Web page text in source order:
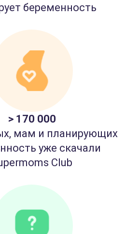
беременность
> 170 000
мам и планирующих
уже скачали
Club